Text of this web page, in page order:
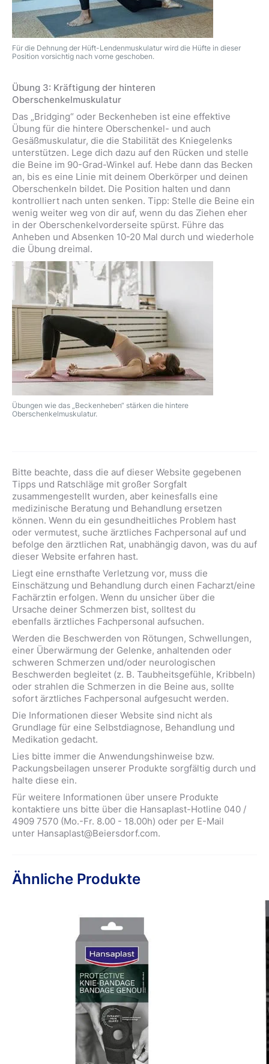
Für die Dehnung der Hüft-Lendenmuskulatur wird die Hüfte in dieser
Position vorsichtig nach vorne geschoben.
Übungen wie das „Beckenheben“ stärken die hintere
Oberschenkelmuskulatur.
Übung 3: Kräftigung der hinteren
Oberschenkelmuskulatur
Das „Bridging“ oder Beckenheben ist eine effektive
Übung für die hintere Oberschenkel- und auch
Gesäßmuskulatur, die die Stabilität des Kniegelenks
unterstützen. Lege dich dazu auf den Rücken und stelle
die Beine im 90-Grad-Winkel auf. Hebe dann das Becken
an, bis es eine Linie mit deinem Oberkörper und deinen
Oberschenkeln bildet. Die Position halten und dann
kontrolliert nach unten senken. Tipp: Stelle die Beine ein
wenig weiter weg von dir auf, wenn du das Ziehen eher
in der Oberschenkelvorderseite spürst. Führe das
Anheben und Absenken 10-20 Mal durch und wiederhole
die Übung dreimal.
Bitte beachte, dass die auf dieser Website gegebenen
Tipps und Ratschläge mit großer Sorgfalt
zusammengestellt wurden, aber keinesfalls eine
medizinische Beratung und Behandlung ersetzen
können. Wenn du ein gesundheitliches Problem hast
oder vermutest, suche ärztliches Fachpersonal auf und
befolge den ärztlichen Rat, unabhängig davon, was du auf
dieser Website erfahren hast.
Liegt eine ernsthafte Verletzung vor, muss die
Einschätzung und Behandlung durch einen Facharzt/eine
Fachärztin erfolgen. Wenn du unsicher über die
Ursache deiner Schmerzen bist, solltest du
ebenfalls ärztliches Fachpersonal aufsuchen.
Werden die Beschwerden von Rötungen, Schwellungen,
einer Überwärmung der Gelenke, anhaltenden oder
schweren Schmerzen und/oder neurologischen
Beschwerden begleitet (z. B. Taubheitsgefühle, Kribbeln)
oder strahlen die Schmerzen in die Beine aus, sollte
sofort ärztliches Fachpersonal aufgesucht werden.
Die Informationen dieser Website sind nicht als
Grundlage für eine Selbstdiagnose, Behandlung und
Medikation gedacht.
Lies bitte immer die Anwendungshinweise bzw.
Packungsbeilagen unserer Produkte sorgfältig durch und
halte diese ein.
Für weitere Informationen über unsere Produkte
kontaktiere uns bitte über die Hansaplast-Hotline 040 /
4909 7570 (Mo.-Fr. 8.00 - 18.00h) oder per E-Mail
unter Hansaplast@Beiersdorf.com.
Ähnliche Produkte